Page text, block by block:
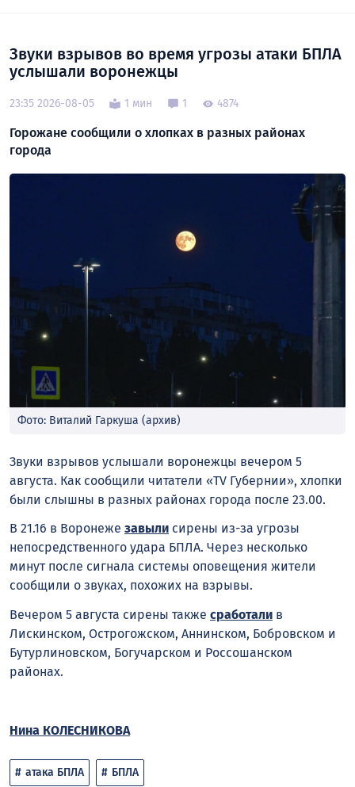
Звуки взрывов во время угрозы атаки БПЛА
услышали воронежцы
23:35 2026-08-05 1 мин 1 4874
Горожане сообщили о хлопках в разных районах
города
Фото: Виталий Гаркуша (архив)
Звуки взрывов услышали воронежцы вечером 5
августа. Как сообщили читатели «TV Губернии», хлопки
были слышны в разных районах города после 23.00.
В 21.16 в Воронеже завыли сирены из-за угрозы
непосредственного удара БПЛА. Через несколько
минут после сигнала системы оповещения жители
сообщили о звуках, похожих на взрывы.
Вечером 5 августа сирены также сработали в
Лискинском, Острогожском, Аннинском, Бобровском и
Бутурлиновском, Богучарском и Россошанском
районах.
Нина КОЛЕСНИКОВА
атака БПЛА БПЛА